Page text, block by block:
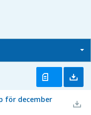
för december